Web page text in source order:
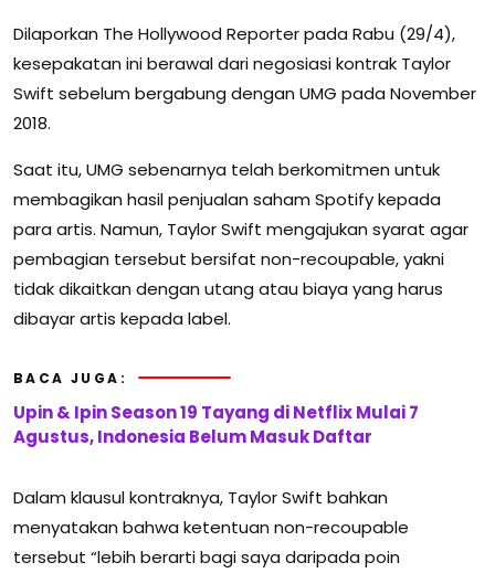
Dilaporkan The Hollywood Reporterpada Rabu (29/4),
kesepakatan ini berawal dari negosiasi kontrak Taylor
Swift sebelum bergabung dengan UMG pada November
2018.
Saat itu, UMG sebenarnya telah berkomitmen untuk
membagikan hasil penjualan saham Spotify kepada
para artis. Namun, Taylor Swift mengajukan syarat agar
pembagian tersebut bersifat non-recoupable, yakni
tidak dikaitkan dengan utang atau biaya yang harus
dibayar artis kepada label.
BACA JUGA:
Upin & Ipin Season 19 Tayang di Netflix Mulai 7
Agustus, Indonesia Belum Masuk Daftar
Dalam klausul kontraknya, Taylor Swift bahkan
menyatakan bahwa ketentuan non-recoupable
tersebut “lebih berarti bagi saya daripada poin